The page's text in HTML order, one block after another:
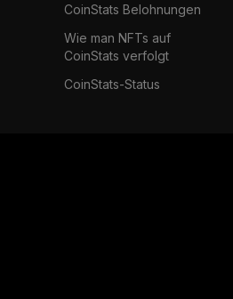
CoinStats Belohnungen
Wie man NFTs auf
CoinStats verfolgt
CoinStats-Status